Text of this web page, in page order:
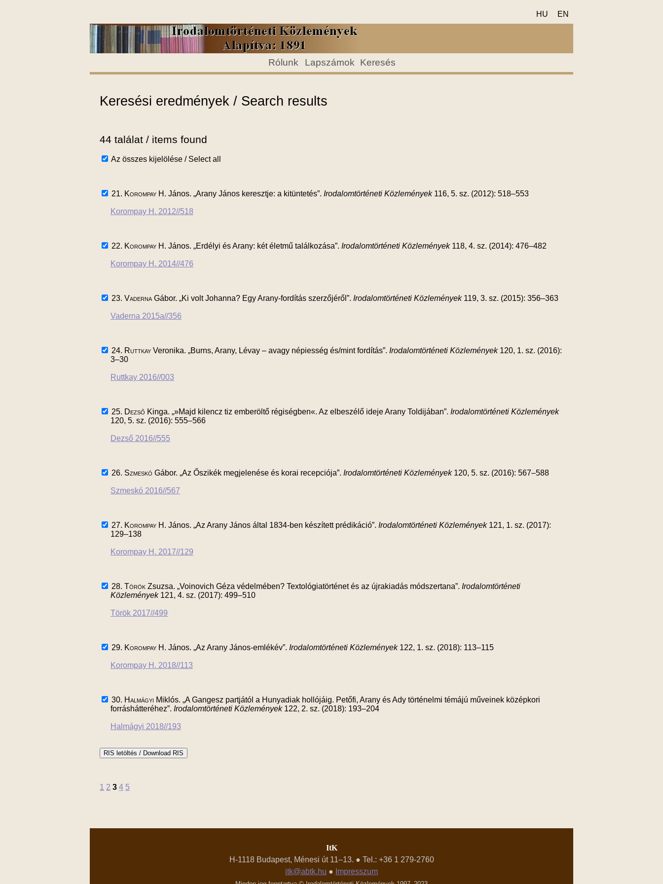
HU EN
Rólunk Lapszámok Keresés
Keresési eredmények / Search results
44 találat / items found
Az összes kijelölése / Select all
21. Korompay H. János. „Arany János keresztje: a kitüntetés”. Irodalomtörténeti Közlemények116, 5. sz. (2012): 518–553
Korompay H. 2012//518
22. Korompay H. János. „Erdélyi és Arany: két életmű találkozása”. Irodalomtörténeti Közlemények118, 4. sz. (2014): 476–482
Korompay H. 2014//476
23. Vaderna Gábor. „Ki volt Johanna? Egy Arany-fordítás szerzőjéről”. Irodalomtörténeti Közlemények119, 3. sz. (2015): 356–363
Vaderna 2015a//356
24. Ruttkay Veronika. „Burns, Arany, Lévay – avagy népiesség és/mint fordítás”. Irodalomtörténeti Közlemények120, 1. sz. (2016):
3–30
Ruttkay 2016//003
25. Dezső Kinga. „»Majd kilencz tiz emberöltő régiségben«. Az elbeszélő ideje Arany Toldijában”. Irodalomtörténeti Közlemények
120, 5. sz. (2016): 555–566
Dezső 2016//555
26. Szmeskó Gábor. „Az Őszikék megjelenése és korai recepciója”. Irodalomtörténeti Közlemények120, 5. sz. (2016): 567–588
Szmeskó 2016//567
27. Korompay H. János. „Az Arany János által 1834-ben készített prédikáció”. Irodalomtörténeti Közlemények121, 1. sz. (2017):
129–138
Korompay H. 2017//129
28. Török Zsuzsa. „Voinovich Géza védelmében? Textológiatörténet és az újrakiadás módszertana”. Irodalomtörténeti
Közlemények121, 4. sz. (2017): 499–510
Török 2017//499
29. Korompay H. János. „Az Arany János-emlékév”. Irodalomtörténeti Közlemények122, 1. sz. (2018): 113–115
Korompay H. 2018//113
30. Halmágyi Miklós. „A Gangesz partjától a Hunyadiak hollójáig. Petőfi, Arany és Ady történelmi témájú műveinek középkori
forráshátteréhez”. Irodalomtörténeti Közlemények122, 2. sz. (2018): 193–204
Halmágyi 2018//193
1 2 3 4 5
ItK
H-1118 Budapest, Ménesi út 11–13. ● Tel.: +36 1 279-2760
itk@abtk.hu ● Impresszum